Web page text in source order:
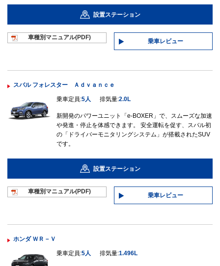
設置ステーション
車種別マニュアル(PDF)
乗車レビュー
スバル フォレスター Ａｄｖａｎｃｅ
乗車定員:5人 排気量:2.0L
新開発のパワーユニット「e-BOXER」で、スムーズな加速
や発進・停止を体感できます。 安全運転を促す、スバル初
の「ドライバーモニタリングシステム」が搭載されたSUV
です。
設置ステーション
車種別マニュアル(PDF)
乗車レビュー
ホンダ ＷＲ－Ｖ
乗車定員:5人 排気量:1.496L